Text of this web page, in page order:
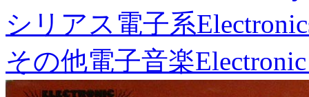
シリアス電子系
その他電子音楽